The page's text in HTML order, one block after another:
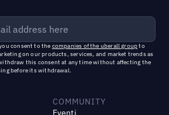
consent to the companies of the uberall groupto
on our products, services, and market trends as
this consent at any time without affecting the
before its withdrawal.
COMMUNITY
Eventi